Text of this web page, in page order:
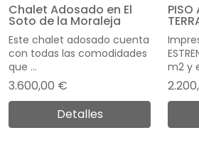
Chalet Adosado en El
Soto de la Moraleja
Este chalet adosado cuenta
con todas las comodidades
que ...
3.600,00 €
Detalles
PISO
m2 y